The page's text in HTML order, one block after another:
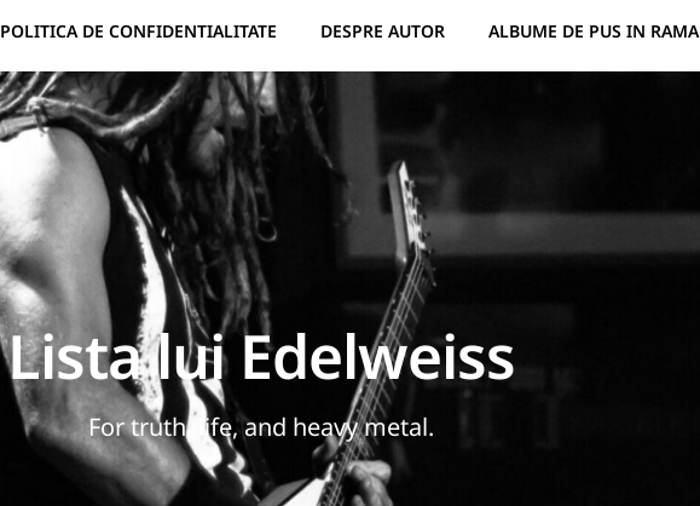
POLITICA DE CONFIDENTIALITATE DESPRE AUTOR ALBUME DE PUS IN RAMA
Lista lui Edelweiss
For truth, life, and heavy metal.